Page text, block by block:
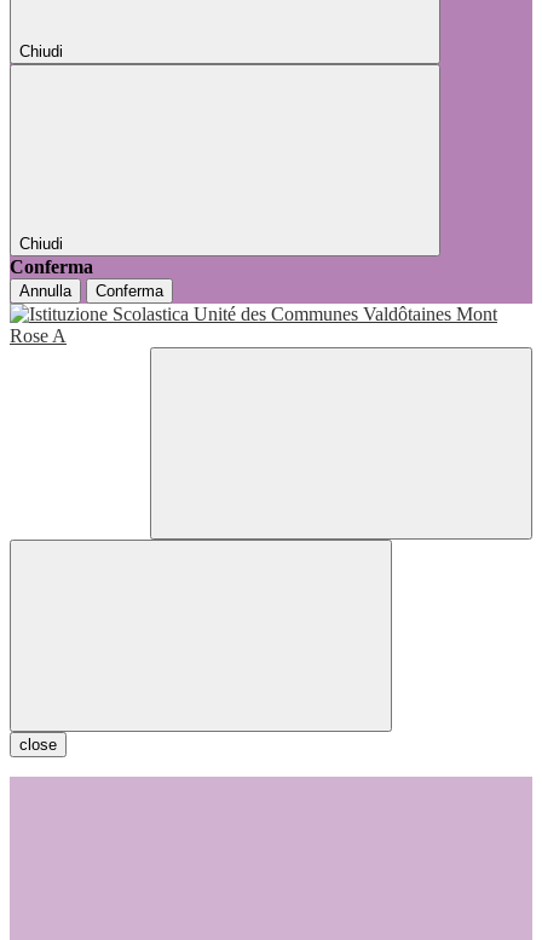
Chiudi
Chiudi
Conferma
Annulla Conferma
close